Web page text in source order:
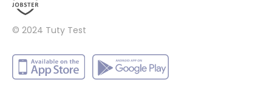
© 2024 Tuty Test